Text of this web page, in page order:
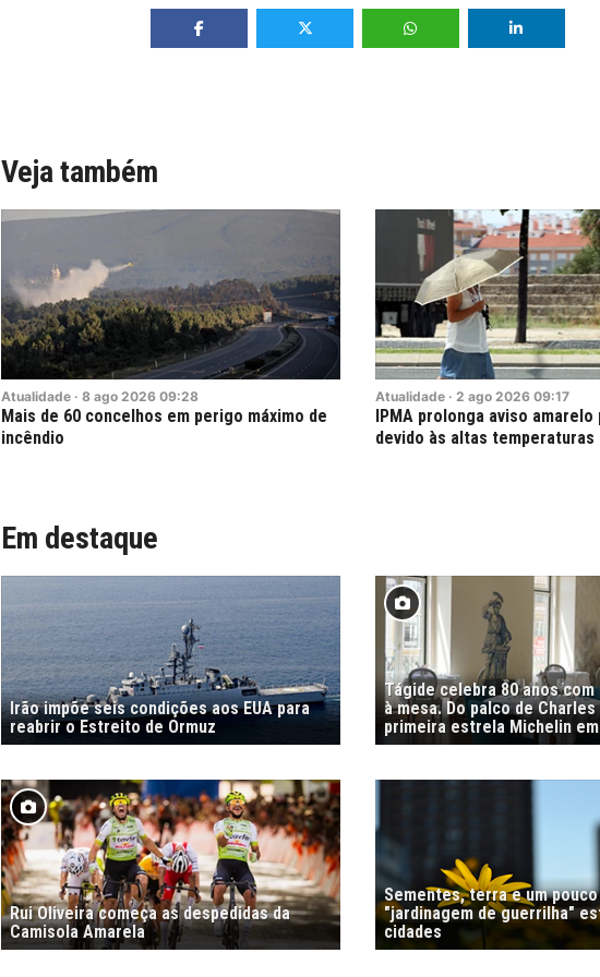
Veja também
Atualidade · 8 ago 2026 09:28
Mais de 60 concelhos em perigo máximo de
incêndio
Atualidade · 2 ago 2026 09:17
IPMA prolonga aviso amarelo
devido às altas temperaturas
Em destaque
Irão impõe seis condições aos EUA para
reabrir o Estreito de Ormuz
Tágide celebra 80 anos
à mesa. Do palco de
primeira estrela Michelin
Rui Oliveira começa as despedidas da
Camisola Amarela
Sementes, terra e um
"jardinagem de guerrilha"
cidades